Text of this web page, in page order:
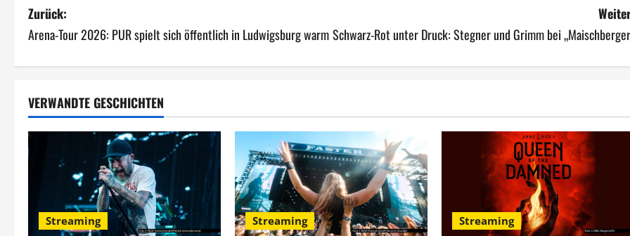
B
e
i
t
r
a
Zurück:
Arena-Tour 2026: PUR spielt sich öffentlich in Ludwigsburg warmSchwarz-Rot unter Druck: Stegner und Grimm bei
VERWANDTE GESCHICHTEN
Streaming Streaming Streaming